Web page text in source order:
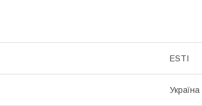
ESTI
Україна